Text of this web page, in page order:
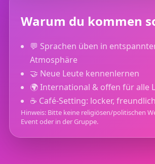
Warum du kommen
💬 Sprachen üben in
Atmosphäre
🤝 Neue Leute kennenlernen
🌍 International & offen für alle
☕ Café-Setting: locker,
Hinweis: Bitte keine religiösen/politischen
Event oder in der Gruppe.